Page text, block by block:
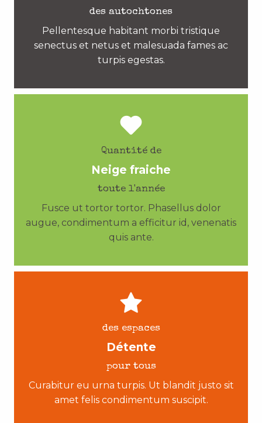
des autochtones
Pellentesque habitant morbi tristique
senectus et netus et malesuada fames ac
turpis egestas.
Quantité de
Neige fraiche
toute l'année
Fusce ut tortor tortor. Phasellus dolor
augue, condimentum a efficitur id, venenatis
quis ante.
des espaces
Détente
pour tous
Curabitur eu urna turpis. Ut blandit justo sit
amet felis condimentum suscipit.